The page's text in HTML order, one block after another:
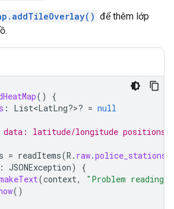
để thêm lớp
()
{
: List<LatLng?>? = null
latitude/longitude positions
= readItems(R . raw.police_stations
: JSONException)
{
(context,
"Problem
()